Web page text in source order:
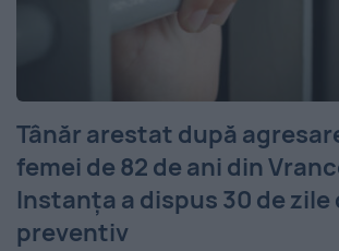
Tânăr arestat după
femei de 82 de ani din
Instanța a dispus 30 de zile
preventiv